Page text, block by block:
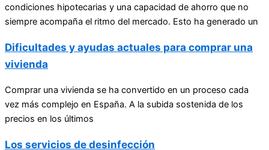
condiciones hipotecarias y una capacidad de ahorro que no
siempre acompaña el ritmo del mercado. Esto ha generado un
Dificultades y ayudas actuales para comprar una
vivienda
Comprar una vivienda se ha convertido en un proceso cada
vez más complejo en España. A la subida sostenida de los
precios en los últimos
Los servicios de desinfección